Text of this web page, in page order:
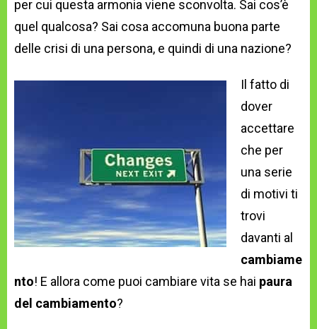
per cui questa armonia viene sconvolta. Sai cos’è
quel qualcosa? Sai cosa accomuna buona parte
delle crisi di una persona, e quindi di una nazione?
Il fatto di
dover
accettare
che per
una serie
di motivi ti
trovi
davanti al
cambiame
nto! E allora come puoi cambiare vita se hai paura
del cambiamento?